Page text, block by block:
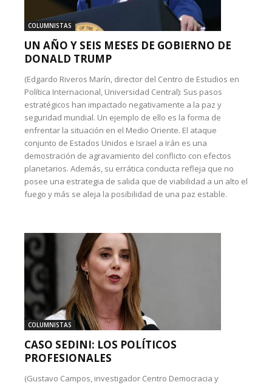
COLUMNISTAS
UN AÑO Y SEIS MESES DE GOBIERNO DE
DONALD TRUMP
(Edgardo Riveros Marín, director del Centro de Estudios en
Política Internacional, Universidad Central): Sus pasos
estratégicos han impactado negativamente a la paz y
seguridad mundial. Un ejemplo de ello es la forma de
enfrentar la situación en el Medio Oriente. El ataque
conjunto de Estados Unidos e Israel a Irán es una
demostración de agravamiento del conflicto con efectos
planetarios. Además, su errática conducta refleja que no
posee una estrategia de salida que de viabilidad a un alto el
fuego y más se aleja la posibilidad de una paz estable.
COLUMNISTAS
CASO SEDINI: LOS POLÍTICOS
PROFESIONALES
(Gustavo Campos, investigador Centro Democracia y